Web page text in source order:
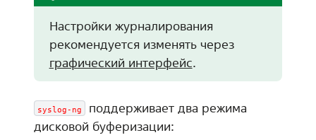
Настройки журналирования
рекомендуется изменять через
графический интерфейс
syslog-ng
поддерживает два режима
дисковой буферизации: